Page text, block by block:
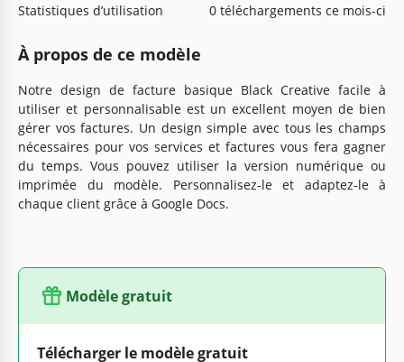
Statistiques d’utilisation
0 téléchargements ce mois-ci
À propos de ce modèle
Notre design de facture basique Black Creative facile à
utiliser et personnalisable est un excellent moyen de bien
gérer vos factures. Un design simple avec tous les champs
nécessaires pour vos services et factures vous fera gagner
du temps. Vous pouvez utiliser la version numérique ou
imprimée du modèle. Personnalisez-le et adaptez-le à
chaque client grâce à Google Docs.
Modèle gratuit
Télécharger le modèle gratuit